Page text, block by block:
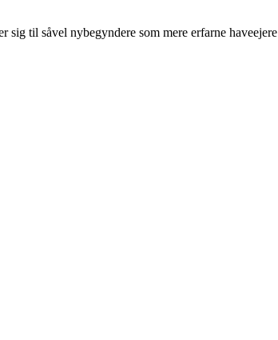
sig til såvel nybegyndere som mere erfarne haveejere